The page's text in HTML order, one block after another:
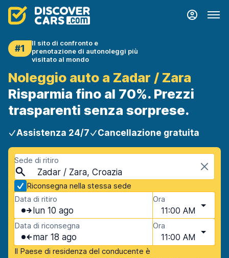
#1
Il sito di confronto e
prenotazione di autonoleggi più
visitato al mondo
Noleggio auto a Zadar / Zara
Risparmia fino al 70%. Prezzi
trasparenti senza sorprese.
Assistenza 24/7 Cancellazione gratuita
Sede di ritiro
Zadar / Zara, Croazia
Riconsegna nella stessa sede
Data di ritiro
lun 10 ago
Ora
11:00 AM
Data di riconsegna
mar 18 ago
Ora
11:00 AM
Il Paese di residenza del conducente è